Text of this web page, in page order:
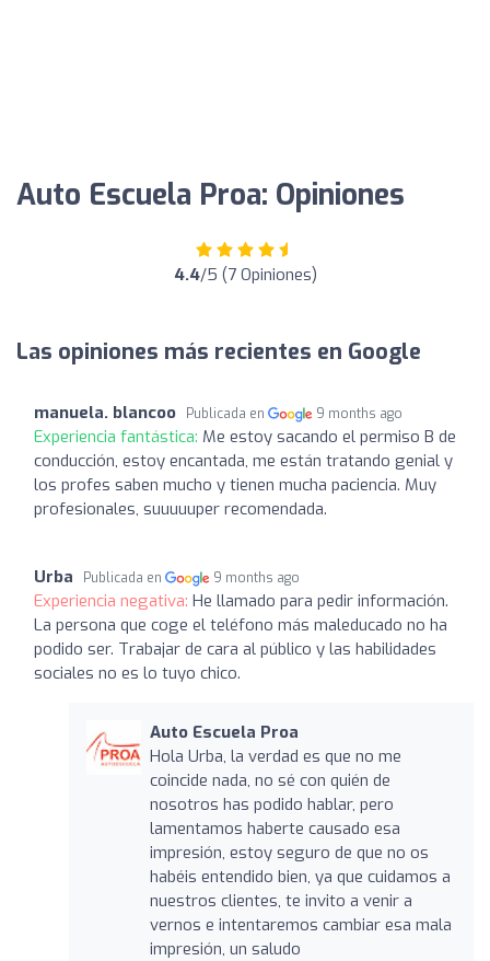
Auto Escuela Proa: Opiniones
4.4/5 (7 Opiniones)
Las opiniones más recientes en Google
manuela. blancoo Publicada en 9 months ago
Experiencia fantástica: Me estoy sacando el permiso B de
conducción, estoy encantada, me están tratando genial y
los profes saben mucho y tienen mucha paciencia. Muy
profesionales, suuuuuper recomendada.
Urba Publicada en 9 months ago
Experiencia negativa: He llamado para pedir información.
La persona que coge el teléfono más maleducado no ha
podido ser. Trabajar de cara al público y las habilidades
sociales no es lo tuyo chico.
Auto Escuela Proa
Hola Urba, la verdad es que no me
coincide nada, no sé con quién de
nosotros has podido hablar, pero
lamentamos haberte causado esa
impresión, estoy seguro de que no os
habéis entendido bien, ya que cuidamos a
nuestros clientes, te invito a venir a
vernos e intentaremos cambiar esa mala
impresión, un saludo